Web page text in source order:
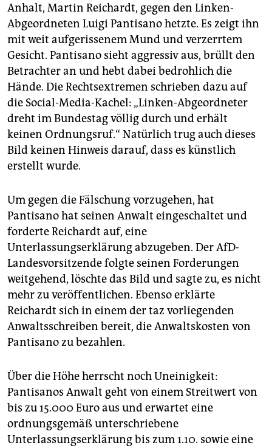
Anhalt, Martin Reichardt, gegen den Linken-
Abgeordneten Luigi Pantisano hetzte. Es zeigt ihn
mit weit aufgerissenem Mund und verzerrtem
Gesicht. Pantisano sieht aggressiv aus, brüllt den
Betrachter an und hebt dabei bedrohlich die
Hände. Die Rechtsextremen schrieben dazu auf
die Social-Media-Kachel: „Linken-Abgeordneter
dreht im Bundestag völlig durch und erhält
keinen Ordnungsruf.“ Natürlich trug auch dieses
Bild keinen Hinweis darauf, dass es künstlich
erstellt wurde.
Um gegen die Fälschung vorzugehen, hat
Pantisano hat seinen Anwalt eingeschaltet und
forderte Reichardt auf, eine
Unterlassungserklärung abzugeben. Der AfD-
Landesvorsitzende folgte seinen Forderungen
weitgehend, löschte das Bild und sagte zu, es nicht
mehr zu veröffentlichen. Ebenso erklärte
Reichardt sich in einem der taz vorliegenden
Anwaltsschreiben bereit, die Anwaltskosten von
Pantisano zu bezahlen.
Über die Höhe herrscht noch Uneinigkeit:
Pantisanos Anwalt geht von einem Streitwert von
bis zu 15.000 Euro aus und erwartet eine
ordnungsgemäß unterschriebene
Unterlassungserklärung bis zum 1.10. sowie eine